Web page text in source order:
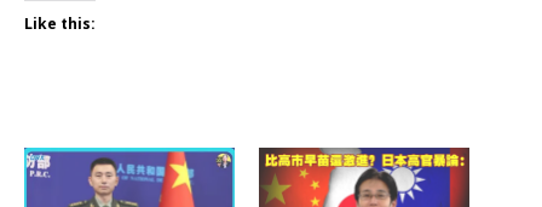
Like this: